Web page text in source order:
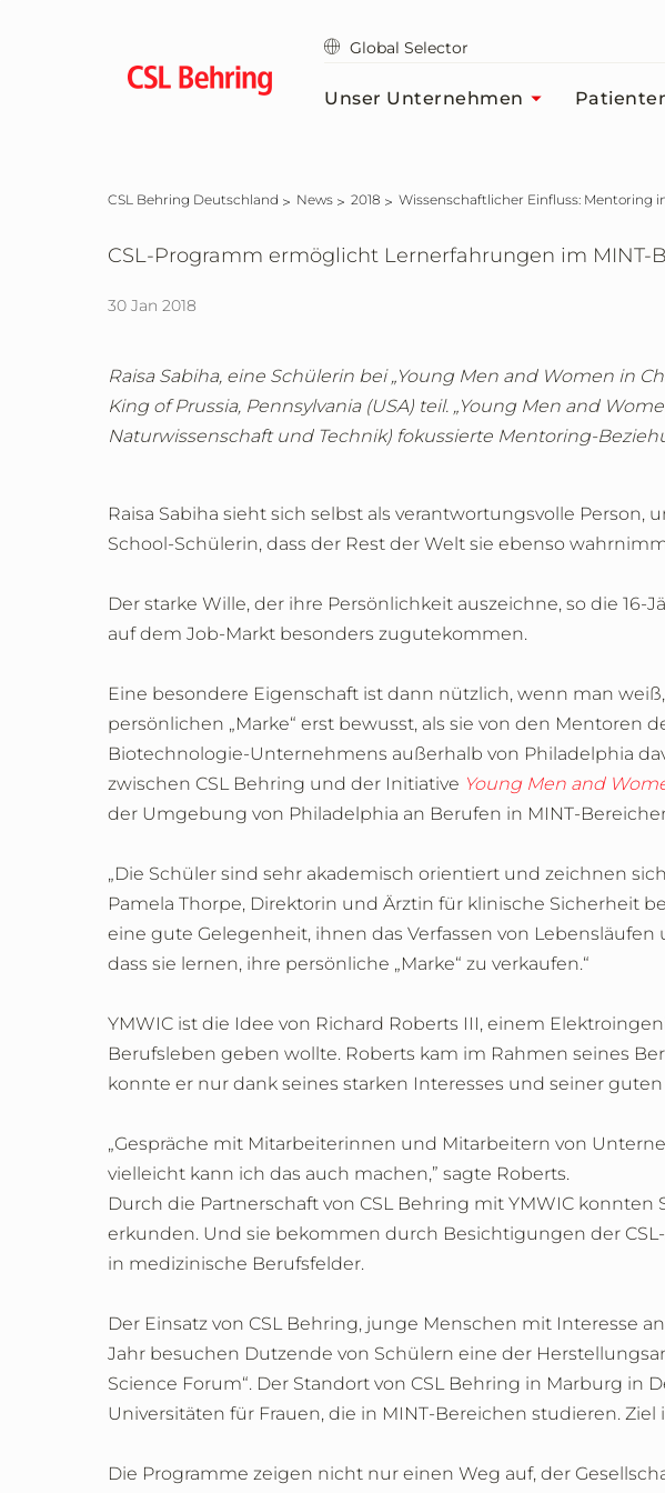
Global Selector
Unser Unternehmen
CSL Behring Deutschland News 2018 Wissenschaftlicher Einfluss: Mentoring
CSL-Programm ermöglicht Lernerfahrungen im MINT-
30 Jan 2018
Raisa Sabiha, eine Schülerin bei „Young Men and Women in
King of Prussia, Pennsylvania (USA) teil. „Young Men and
Naturwissenschaft und Technik) fokussierte Mentoring-
Raisa Sabiha sieht sich selbst als verantwortungsvolle
School-Schülerin, dass der Rest der Welt sie ebenso
Der starke Wille, der ihre Persönlichkeit auszeichne, so die
auf dem Job-Markt besonders zugutekommen.
Eine besondere Eigenschaft ist dann nützlich, wenn man
persönlichen „Marke“ erst bewusst, als sie von den Mentoren
Biotechnologie-Unternehmens außerhalb von Philadelphia
zwischen CSL Behring und der Initiative Young Men and
der Umgebung von Philadelphia an Berufen in MINT-
„Die Schüler sind sehr akademisch orientiert und zeichnen
Pamela Thorpe, Direktorin und Ärztin für klinische Sicherheit
eine gute Gelegenheit, ihnen das Verfassen von
dass sie lernen, ihre persönliche „Marke“ zu verkaufen.“
YMWIC ist die Idee von Richard Roberts III, einem
Berufsleben geben wollte. Roberts kam im Rahmen seines
konnte er nur dank seines starken Interesses und seiner
„Gespräche mit Mitarbeiterinnen und Mitarbeitern von
vielleicht kann ich das auch machen,” sagte Roberts.
Durch die Partnerschaft von CSL Behring mit YMWIC
erkunden. Und sie bekommen durch Besichtigungen der
in medizinische Berufsfelder.
Der Einsatz von CSL Behring, junge Menschen mit Interesse
Jahr besuchen Dutzende von Schülern eine der
Science Forum“. Der Standort von CSL Behring in Marburg
Universitäten für Frauen, die in MINT-Bereichen studieren.
Die Programme zeigen nicht nur einen Weg auf, der